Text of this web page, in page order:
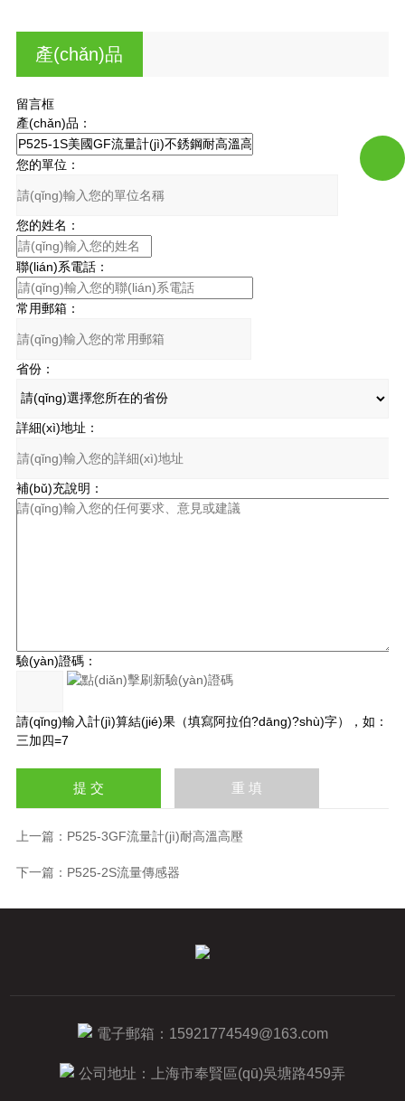
產(chǎn)品
留言框
產(chǎn)品：
您的單位：
您的姓名：
聯(lián)系電話：
常用郵箱：
省份：
詳細(xì)地址：
補(bǔ)充說明：
驗(yàn)證碼：
請(qǐng)輸入計(jì)算結(jié)果（填寫阿拉伯?dāng)?shù)字），如：
三加四=7
上一篇： P525-3GF流量計(jì)耐高溫高壓
下一篇： P525-2S流量傳感器
電子郵箱： 15921774549@163.com
公司地址：上海市奉賢區(qū)吳塘路459弄